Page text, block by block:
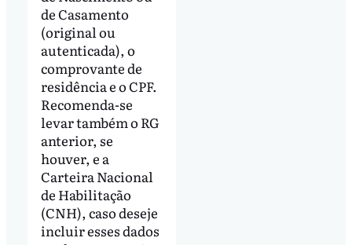
de Casamento
(original ou
autenticada), o
comprovante de
residência e o CPF.
Recomenda-se
levar também o RG
anterior, se
houver, e a
Carteira Nacional
de Habilitação
(CNH), caso deseje
incluir esses dados